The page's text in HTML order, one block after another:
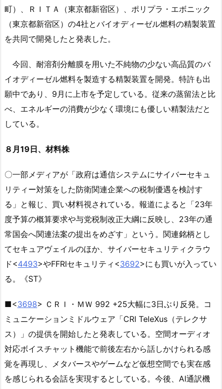
町）、ＲＩＴＡ（東京都新宿区）、ポリプラ・エボニック
（東京都新宿区）の4社とバイオディーゼル燃料の精製装置
を共同で開発したと発表した。
今回、耐溶剤分離膜を用いた不純物の少ない高品質のバ
イオディーゼル燃料を製造する精製装置を開発。特許も出
願中であり、9月に上市を予定している。従来の蒸留法と比
べ、エネルギーの消費が少なく環境にも優しい精製法だと
している。
８月19日、材料株
〇一部メディアが「政府は通信システムにサイバーセキュ
リティー対策をした防衛関連企業への税制優遇を検討す
る」と報じ、買い材料視されている。報道によると「23年
度予算の概算要求や与党税制改正大綱に反映し、23年の通
常国会へ関連法案の提出をめざす」という。関連銘柄とし
てセキュアヴェイルのほか、サイバーセキュリティクラウ
ド<4493>やFFRIセキュリティ<3692>にも買いが入ってい
る。《ST》
■<3698> ＣＲＩ・ＭＷ 992 +25大幅に3日ぶり反発。コ
ミュニケーションミドルウェア「CRI TeleXus（テレクサ
ス）」の提供を開始したと発表している。空間オーディオ
対応ボイスチャット機能で前後左右から話しかけられる感
覚を再現し、メタバースやゲームなど仮想空間でも実在感
を感じられる会話を実現するとしている。今後、AI通訳機